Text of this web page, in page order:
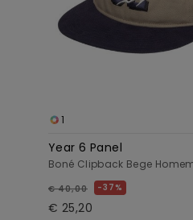
1
Year 6 Panel
Boné Clipback Bege
€ 40,00 37%
€ 25,20